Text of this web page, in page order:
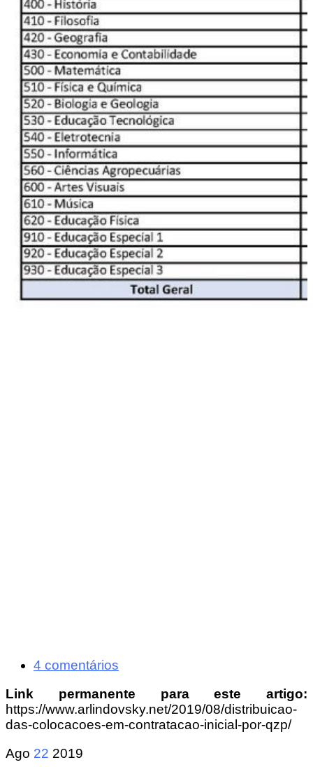
4 comentários
Link permanente para este artigo:
https://www.arlindovsky.net/2019/08/distribuicao-
das-colocacoes-em-contratacao-inicial-por-qzp/
Ago 22 2019